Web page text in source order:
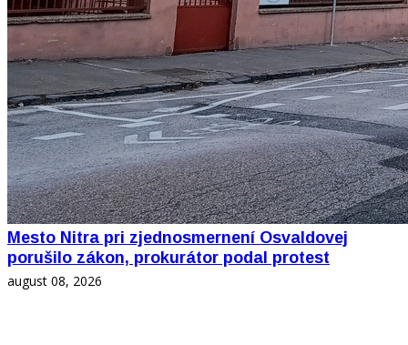
Mesto Nitra pri zjednosmernení Osvaldovej
porušilo zákon, prokurátor podal protest
august 08, 2026